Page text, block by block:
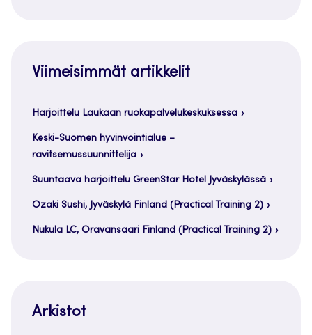
Viimeisimmät artikkelit
Harjoittelu Laukaan ruokapalvelukeskuksessa
Keski-Suomen hyvinvointialue –
ravitsemussuunnittelija
Suuntaava harjoittelu GreenStar Hotel Jyväskylässä
Ozaki Sushi, Jyväskylä Finland (Practical Training 2)
Nukula LC, Oravansaari Finland (Practical Training 2)
Arkistot